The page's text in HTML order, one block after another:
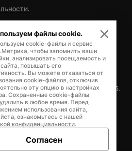
Поздеев
внутренней политики Ямало-
округа
мкр. Богдана Кнунянца, д.1, каб.
(34922) 42728
файлы cookie.
cookie-файлы и сервис
чтобы запомнить ваши
анализировать посещаемость и
повышать его
Вы можете отказаться от
cookie-файлов, отключив
эту опцию в настройках
Сохраненные cookie-файлы
в любое время. Перед
использования сайта,
ознакомьтесь с нашей
конфиденциальности.
Согласен